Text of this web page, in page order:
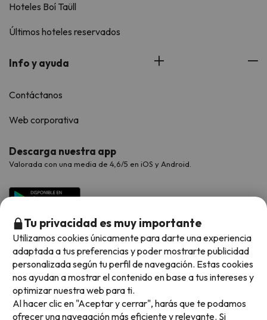
Hoteles Boí Taüll
Últimos hoteles reservados
Info y ayuda
Contáctanos
Web corporativa
Descarga nuestra app
Valorada con una media de 4,6/5 en iOS y Android.
Métodos de pago disponibles
Tu privacidad es muy importante
Utilizamos cookies únicamente para darte una experiencia
adaptada a tus preferencias y poder mostrarte publicidad
personalizada según tu perfil de navegación. Estas cookies
nos ayudan a mostrar el contenido en base a tus intereses y
optimizar nuestra web para ti.
Al hacer clic en "Aceptar y cerrar", harás que te podamos
ofrecer una navegación más eficiente y relevante. Si